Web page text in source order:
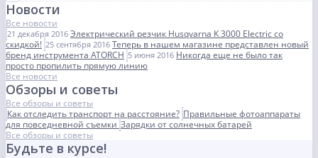
Новости
Все новости
21 декабря 2016 Электрический резчик Husqvarna K 3000 Electric со
скидкой! 25 сентября 2016 Теперь в нашем магазине представлен новый
бренд инструмента ATORCH 5 июня 2016 Никогда еще не было так
просто пропилить прямую линию
Все новости
Обзоры и советы
Все обзоры и советы
Как отследить транспорт на расстояние? Правильные фотоаппараты
для повседневной съемки Зарядки от солнечных батарей
Все обзоры и советы
Будьте в курсе!